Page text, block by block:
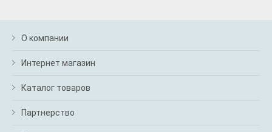
О компании
Интернет магазин
Каталог товаров
Партнерство